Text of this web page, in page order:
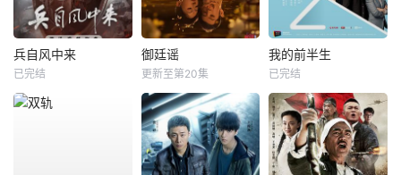
兵自风中来
已完结
御廷谣
更新至第20集
我的前半生
已完结